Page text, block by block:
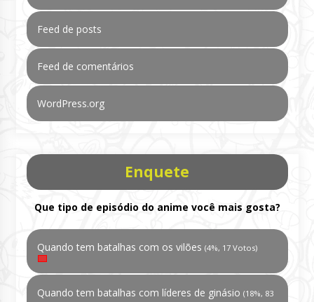
Feed de posts
Feed de comentários
WordPress.org
Enquete
Que tipo de episódio do anime você mais gosta?
Quando tem batalhas com os vilões (4%, 17 Votos)
Quando tem batalhas com líderes de ginásio (18%, 83